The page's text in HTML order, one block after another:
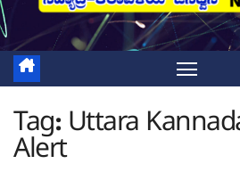
Tag: Uttara
Alert